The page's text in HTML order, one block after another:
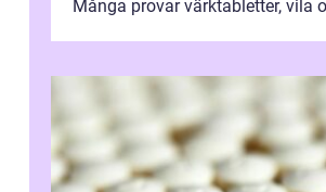
Många provar värktabletter, vila